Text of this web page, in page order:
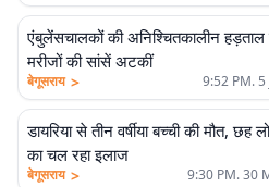
एंबुलेंसचालकों की अनिश्चितकालीन
मरीजों की सांसें अटकीं
बेगूसराय > 9:52 PM. 5
डायरिया से तीन वर्षीया बच्ची की मौत, छह
का चल रहा इलाज
बेगूसराय > 9:30 PM. 30